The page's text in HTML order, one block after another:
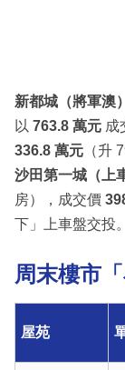
新都城（將軍澳
以 763.8 萬元 成
336.8 萬元 （升
沙田第一城（上
房），成交價
下」上車盤交投。
周末樓市
屋苑